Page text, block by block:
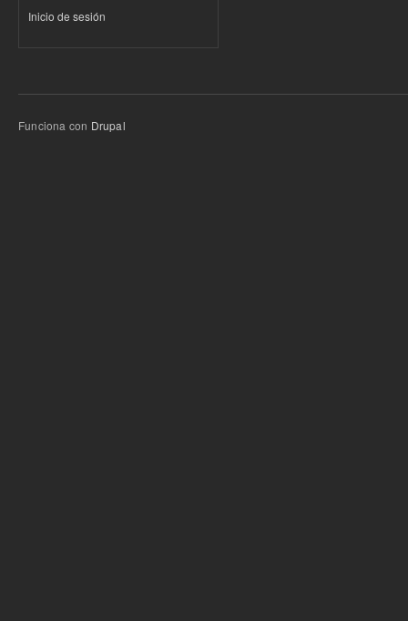
Inicio de sesión
Funciona con Drupal